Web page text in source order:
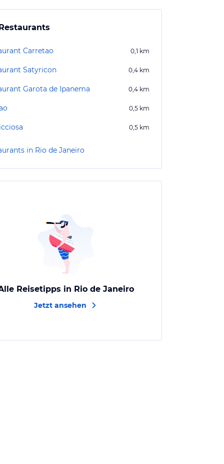
Carretao 0,1 km
Satyricon 0,4 km
Garota de Ipanema 0,4 km
0,5 km
0,5 km
in Rio de Janeiro
Reisetipps in Rio de Janeiro
Jetzt ansehen